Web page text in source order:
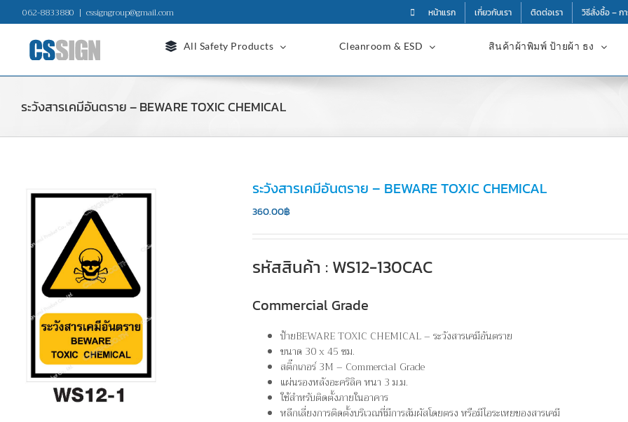
to
content
062-8833880 | cssigngroup@gmail.com หน้าแรก เกี่ยวกับเรา ติดต่อเรา วิธีสั่งซื้อ – กา
All Safety Products Cleanroom & ESD สินค้าผ้าพิมพ์ ป้ายผ้า ธง
ระวังสารเคมีอันตราย – BEWARE TOXIC CHEMICAL
ระวังสารเคมีอันตราย – BEWARE TOXIC CHEMICAL
360.00฿
รหัสสินค้า : WS12-130CAC
Commercial Grade
ป้ายBEWARE TOXIC CHEMICAL – ระวังสารเคมีอันตราย
ขนาด 30 x 45 ซม.
สติ๊กเกอร์ 3M – Commercial Grade
แผ่นรองหลังอะคริลิค หนา 3 ม.ม.
ใช้สำหรับติดตั้งภายในอาคาร
หลีกเลี่ยงการติดตั้งบริเวณที่มีการสัมผัสโดยตรง หรือมีไอระเหยของสารเคมี